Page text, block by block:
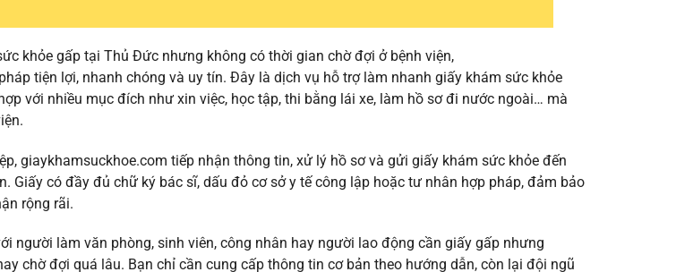
khỏe gấp tại Thủ Đức nhưng không có thời gian chờ đợi ở bệnh viện,
tiện lợi, nhanh chóng và uy tín. Đây là dịch vụ hỗ trợ làm nhanh giấy khám sức khỏe
với nhiều mục đích như xin việc, học tập, thi bằng lái xe, làm hồ sơ đi nước ngoài… mà
giaykhamsuckhoe.com tiếp nhận thông tin, xử lý hồ sơ và gửi giấy khám sức khỏe đến
Giấy có đầy đủ chữ ký bác sĩ, dấu đỏ cơ sở y tế công lập hoặc tư nhân hợp pháp, đảm bảo
rộng rãi.
người làm văn phòng, sinh viên, công nhân hay người lao động cần giấy gấp nhưng
chờ đợi quá lâu. Bạn chỉ cần cung cấp thông tin cơ bản theo hướng dẫn, còn lại đội ngũ